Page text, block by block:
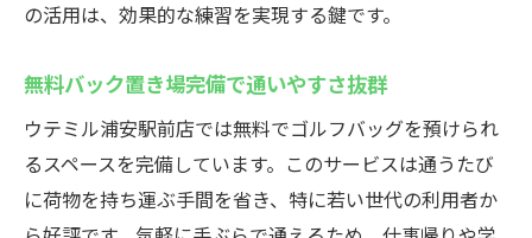
初心者必見！浦安駅近くのインドアゴルフスク
初心者でも安心して通えるインドアゴルフ
スクール
手ぶらOKで気軽に始められるゴルフレッス
ン
の活用は、効果的な練習を実現する鍵です。
無料バック置き場完備で通いやすさ抜群
ウテミル浦安駅前店では無料でゴルフバッグを預けられ
るスペースを完備しています。このサービスは通うたび
に荷物を持ち運ぶ手間を省き、特に若い世代の利用者か